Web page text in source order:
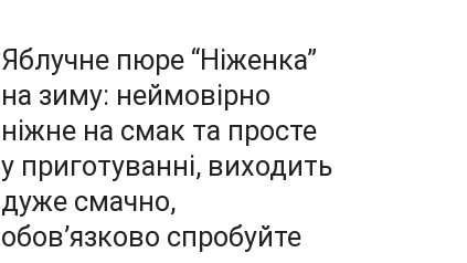
Яблучне пюре “Ніженка”
на зиму: неймовірно
ніжне на смак та просте
у приготуванні, виходить
дуже смачно,
обов’язково спробуйте